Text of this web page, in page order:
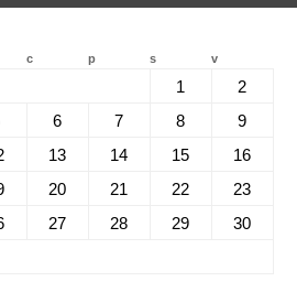
c p s v
1
2
6 7 8
9
13 14 15
16
20 21 22
23
27 28 29
30